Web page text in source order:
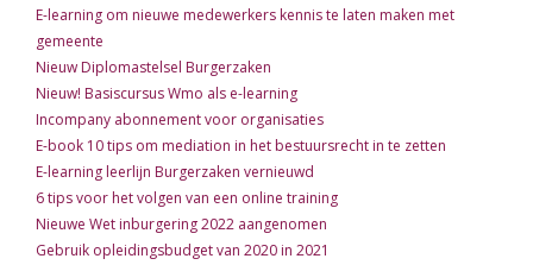
E-learning om nieuwe medewerkers kennis te laten maken met
gemeente
Nieuw Diplomastelsel Burgerzaken
Nieuw! Basiscursus Wmo als e-learning
Incompany abonnement voor organisaties
E-book 10 tips om mediation in het bestuursrecht in te zetten
E-learning leerlijn Burgerzaken vernieuwd
6 tips voor het volgen van een online training
Nieuwe Wet inburgering 2022 aangenomen
Gebruik opleidingsbudget van 2020 in 2021